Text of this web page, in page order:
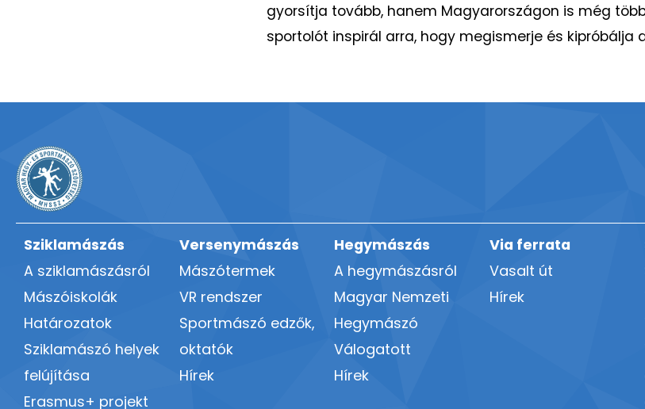
gyorsítja tovább, hanem Magyarországon is még
sportolót inspirál arra, hogy megismerje és kipróbálja
Sziklamászás
A sziklamászásról
Mászóiskolák
Határozatok
Sziklamászó helyek
felújítása
Erasmus+ projekt
Versenymászás
Mászótermek
VR rendszer
Sportmászó edzők,
oktatók
Hírek
Hegymászás
A hegymászásról
Magyar Nemzeti
Hegymászó
Válogatott
Hírek
Via ferrata
Vasalt út
Hírek